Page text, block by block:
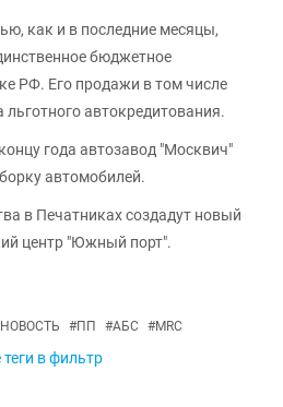
как и в последние месяцы,
бюджетное
РФ. Его продажи в том числе
автокредитования.
года автозавод "Москвич"
автомобилей.
в Печатниках создадут новый
центр "Южный порт".
НОВОСТЬ #ПП #АБС #MRC
в фильтр